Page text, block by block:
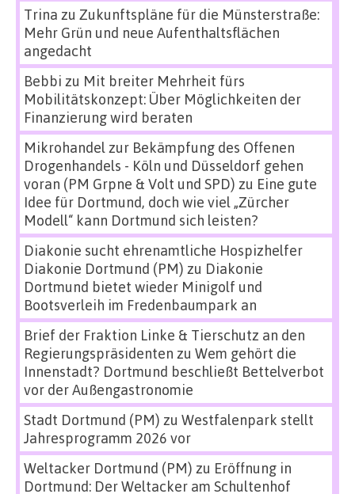
Trina zu Zukunftspläne für die Münsterstraße:
Mehr Grün und neue Aufenthaltsflächen
angedacht
Bebbi zu Mit breiter Mehrheit fürs
Mobilitätskonzept: Über Möglichkeiten der
Finanzierung wird beraten
Mikrohandel zur Bekämpfung des Offenen
Drogenhandels - Köln und Düsseldorf gehen
voran (PM Grpne & Volt und SPD) zu Eine gute
Idee für Dortmund, doch wie viel „Zürcher
Modell“ kann Dortmund sich leisten?
Diakonie sucht ehrenamtliche Hospizhelfer
Diakonie Dortmund (PM) zu Diakonie
Dortmund bietet wieder Minigolf und
Bootsverleih im Fredenbaumpark an
Brief der Fraktion Linke & Tierschutz an den
Regierungspräsidenten zu Wem gehört die
Innenstadt? Dortmund beschließt Bettelverbot
vor der Außengastronomie
Stadt Dortmund (PM) zu Westfalenpark stellt
Jahresprogramm 2026 vor
Weltacker Dortmund (PM) zu Eröffnung in
Dortmund: Der Weltacker am Schultenhof